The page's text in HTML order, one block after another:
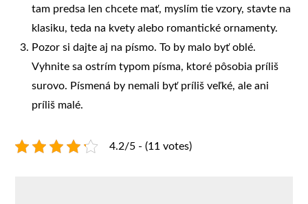
tam predsa len chcete mať, myslím tie vzory, stavte na
klasiku, teda na kvety alebo romantické ornamenty.
Pozor si dajte aj na písmo. To by malo byť oblé.
Vyhnite sa ostrím typom písma, ktoré pôsobia príliš
surovo. Písmená by nemali byť príliš veľké, ale ani
príliš malé.
4.2/5 - (11 votes)